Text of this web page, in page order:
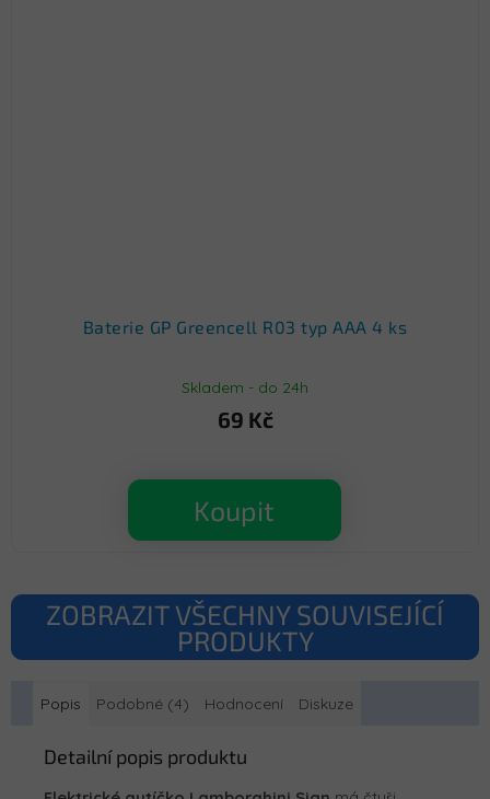
Baterie GP Greencell R03 typ AAA 4 ks
Skladem - do 24h
69 Kč
Koupit
ZOBRAZIT VŠECHNY SOUVISEJÍCÍ
PRODUKTY
Popis Podobné (4) Hodnocení Diskuze
Detailní popis produktu